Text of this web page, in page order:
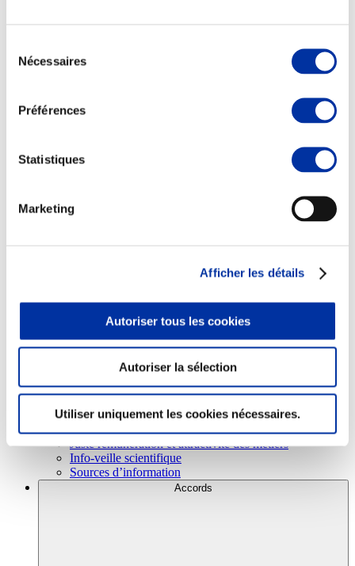
Nécessaires
Préférences
Statistiques
Marketing
Afficher les détails
Autoriser tous les cookies
Autoriser la sélection
Utiliser uniquement les cookies nécessaires.
Sécurité sanitaire
Viandes et santé
Juste rémunération et attractivité des métiers
Info-veille scientifique
Sources d’information
Accords